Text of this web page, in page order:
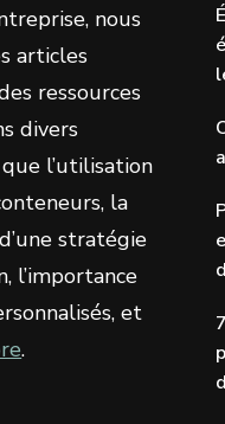
nous
articles
ressources
divers
l’utilisation
la
stratégie
l’importance
et
.